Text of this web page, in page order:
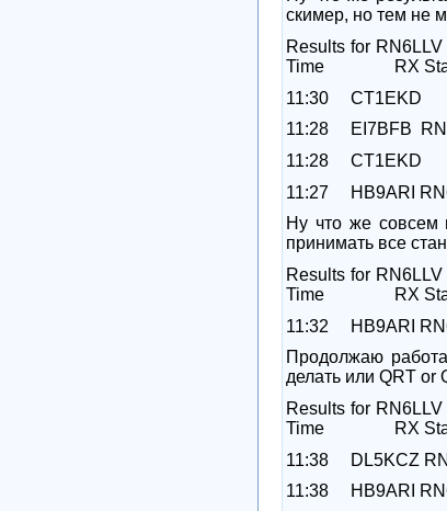
скимер, но тем не
Results for
Time
RX
11:30
CT1EKD
11:28
EI7BFB
11:28
CT1EKD
11:27
HB9ARI
Ну что же совсем
принимать все
Results for
Time
RX
11:32
HB9ARI
Продолжаю
делать или QRT or
Results for
Time
RX
11:38
DL5KCZ
11:38
HB9ARI